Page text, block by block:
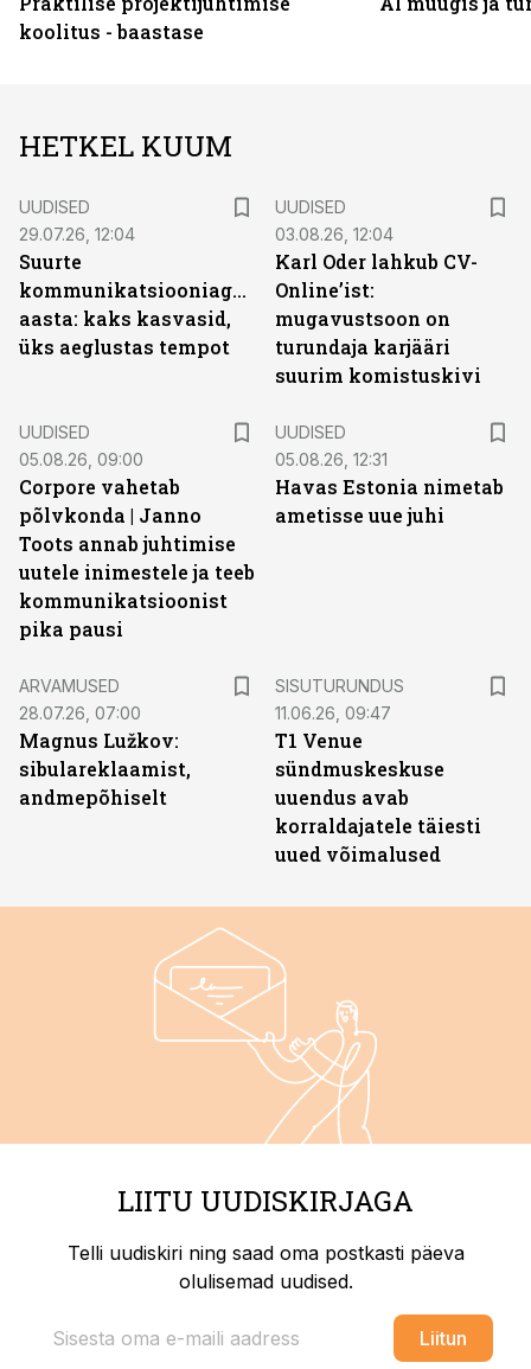
koolitus - baastase
HETKEL KUUM
UUDISED
29.07.26, 12:04
Suurte
kommunikatsiooniagentuuride
aasta: kaks kasvasid,
üks aeglustas tempot
UUDISED
03.08.26, 12:04
Karl Oder lahkub CV-
Online’ist:
mugavustsoon on
turundaja karjääri
suurim komistuskivi
UUDISED
05.08.26, 09:00
Corpore vahetab
põlvkonda | Janno
Toots annab juhtimise
uutele inimestele ja teeb
kommunikatsioonist
pika pausi
UUDISED
05.08.26, 12:31
Havas Estonia nimetab
ametisse uue juhi
ARVAMUSED
28.07.26, 07:00
Magnus Lužkov:
sibulareklaamist,
andmepõhiselt
SISUTURUNDUS
11.06.26, 09:47
T1 Venue
sündmuskeskuse
uuendus avab
korraldajatele täiesti
uued võimalused
LIITU UUDISKIRJAGA
Telli uudiskiri ning saad oma postkasti päeva
olulisemad uudised.
Liitun